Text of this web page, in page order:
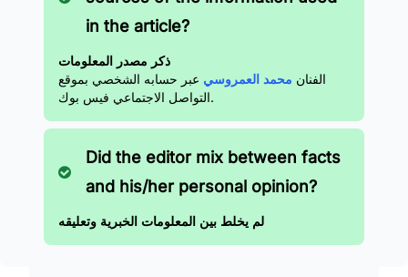
in the article?
ذكر مصدر المعلومات
الفنان محمد العمروسي عبر حسابه الشخصي بموقع
التواصل الاجتماعي فيس بوك.
Did the editor mix between facts
and his/her personal opinion?
لم يخلط بين المعلومات الخبرية وتعليقه